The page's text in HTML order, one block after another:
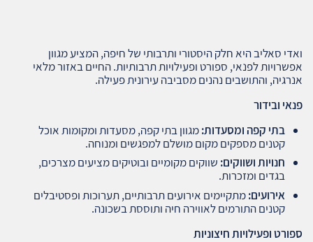
ואדי סאליב היא חלק היסטורי ותרבותי של חיפה, המציע מגוון
אפשרויות לפנאי, ספורט ופעילויות תרבותיות. החיים באזור מלאי
אנרגיה, והתושבים נהנים מסביבה עירונית פעילה.
פנאי ובידור
בתי קפה ומסעדות:מגוון בתי קפה, מסעדות ומקומות אוכל
קטנים מספקים מקום מושלם למפגשים ומנוחה.
חנויות ושווקים: שווקים מקומיים ובוטיקים מציעים מצרכים,
בגדים ומזכרות.
אירועים:מתקיימים אירועים תרבותיים, תערוכות ופסטיבלים
קטנים התורמים לאווירה חיה ותוססת בשכונה.
ספורט ופעילויות חיצוניות